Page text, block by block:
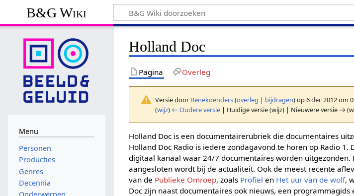
B&G Wiki
Holland Doc
Pagina Overleg
Versie door Renekoenders(overleg | bijdragen)op 6 dec 2012 om
(wijz) ← Oudere versie | Huidige versie (wijz) | Nieuwere versie →
Holland Doc is een documentairerubriek die documentaires
Holland Doc Radio is iedere zondagavond te horen op Radio
digitaal kanaal waar 24/7 documentaires worden uitgezonden.
aangesloten wordt bij de actualiteit. Ook de meest recente
van de Publieke Omroep, zoals Profiel en Het uur van de wolf,
Doc zijn naast documentaires ook nieuws, een
Menu
Personen
Producties
Genres
Decennia